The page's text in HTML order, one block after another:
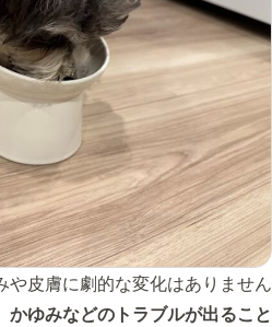
や皮膚に劇的な変化はありません
かゆみなどのトラブルが出ること